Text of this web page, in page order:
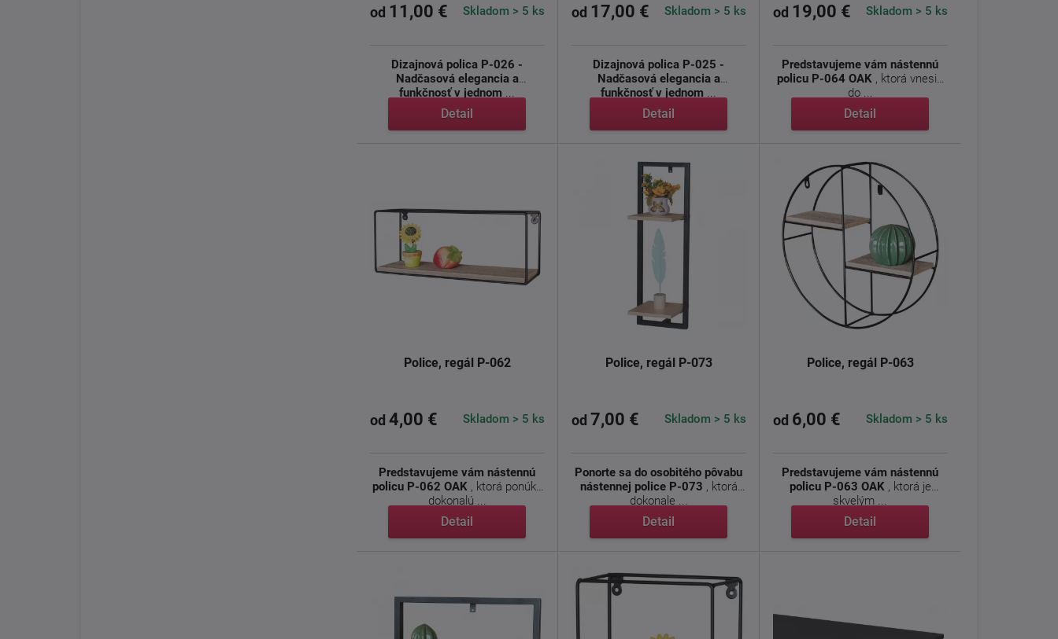
od 11,00 € Skladom > 5 ks
Dizajnová polica P-026 -
Nadčasová elegancia a
funkčnosť v jednom ...
Detail
od 17,00 € Skladom > 5 ks
Dizajnová polica P-025 -
Nadčasová elegancia a
funkčnosť v jednom ...
Detail
od 19,00 € Skladom > 5 ks
Predstavujeme vám nástennú
policu P-064 OAK , ktorá vnesie
do ...
Detail
Police, regál P-062
od 4,00 € Skladom > 5 ks
Predstavujeme vám nástennú
policu P-062 OAK, ktorá ponúka
dokonalú ...
Detail
Police, regál P-073
od 7,00 € Skladom > 5 ks
Ponorte sa do osobitého pôvabu
nástennej police P-073 , ktorá
dokonale ...
Detail
Police, regál P-063
od 6,00 € Skladom > 5 ks
Predstavujeme vám nástennú
policu P-063 OAK, ktorá je
skvelým ...
Detail